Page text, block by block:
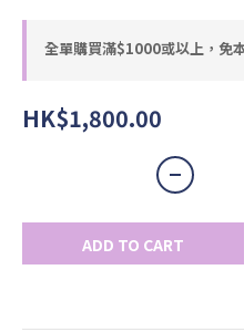
全單購買滿$1000或以上，
HK$1,800.00
ADD TO CART